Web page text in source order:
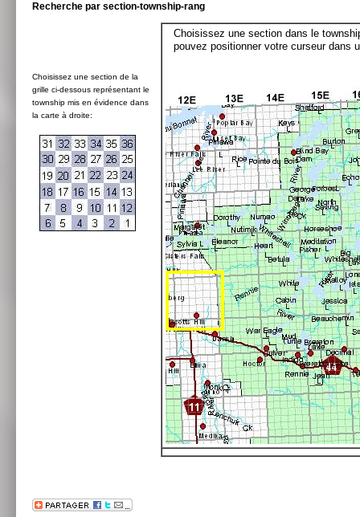
Recherche par section-township-rang
Choisissez une section de la
grille ci-dessous représentant le
township mis en évidence dans
la carte à droite:
Choisissez une section dans le
pouvez positionner votre curseur dans